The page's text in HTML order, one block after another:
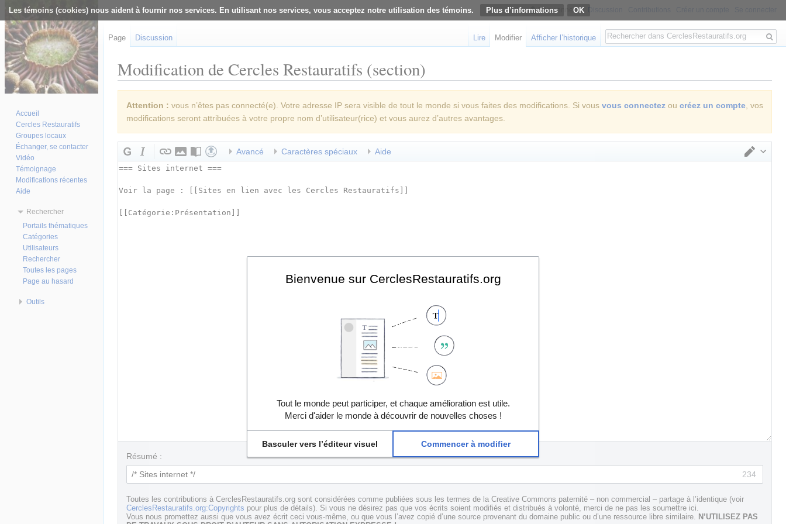
Les témoins (cookies) nous aident à fournir nos services. En utilisant nos services, vous acceptez notre utilisation des témoins. Plus d’informations
Modification de Cercles Restauratifs (section)
Attention : vous n’êtes pas connecté(e). Votre adresse IP sera visible de tout le monde si vous faites des modifications. Si vous vous connectez ou créez un compte, vos
modifications seront attribuées à votre propre nom d’utilisateur(rice) et vous aurez d’autres avantages.
Avancé Caractères spéciaux Aide
Résumé :
234
Toutes les contributions à CerclesRestauratifs.org sont considérées comme publiées sous les termes de la Creative Commons paternité – non commercial – partage à l’identique (voir
CerclesRestauratifs.org:Copyrights pour plus de détails). Si vous ne désirez pas que vos écrits soient modifiés et distribués à volonté, merci de ne pas les soumettre ici.
Vous nous promettez aussi que vous avez écrit ceci vous-même, ou que vous l’avez copié d’une source provenant du domaine public ou d’une ressource libre similaire. N’UTILISEZ PAS
Non connecté
Page Discussion Lire Modifier Afficher l’historique
Rechercher
Accueil
Cercles Restauratifs
Groupes locaux
Échanger, se contacter
Vidéo
Témoignage
Modifications récentes
Aide
Rechercher
Portails thématiques
Catégories
Utilisateurs
Rechercher
Toutes les pages
Page au hasard
Outils
Bienvenue sur CerclesRestauratifs.org
Tout le monde peut participer, et chaque amélioration est utile.
Merci d'aider le monde à découvrir de nouvelles choses !
Basculer vers l’éditeur visuel Commencer à modifier